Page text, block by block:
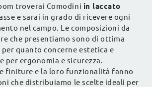
troverai Comodini in laccato
e sarai in grado di ricevere ogni
nel campo. Le composizioni da
che presentiamo sono di ottima
quanto concerne estetica e
per ergonomia e sicurezza.
finiture e la loro funzionalità fanno
che distribuiamo le scelte ideali per